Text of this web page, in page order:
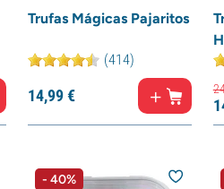
Trufas Mágicas Pajaritos
(414)
14,99€
- 40%